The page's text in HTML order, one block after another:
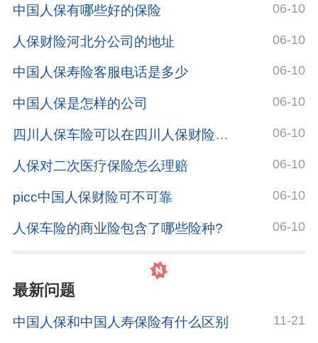
中国人保有哪些好的保险 06-10
人保财险河北分公司的地址 06-10
中国人保寿险客服电话是多少 06-10
中国人保是怎样的公司 06-10
四川人保车险可以在四川人保财险微信公众号里买吗? 06-10
人保对二次医疗保险怎么理赔 06-10
picc中国人保财险可不可靠 06-10
人保车险的商业险包含了哪些险种? 06-10
最新问题
中国人保和中国人寿保险有什么区别 11-21